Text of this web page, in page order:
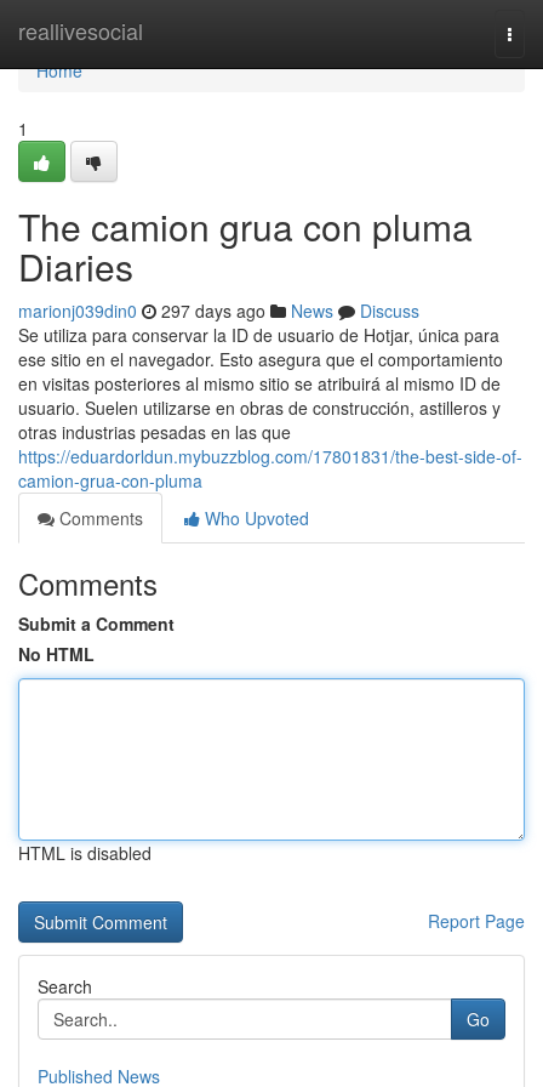
reallivesocial
Home
Home
1
The camion grua con pluma
Diaries
marionj039din0 297 days ago News
Discuss
Se utiliza para conservar la ID de usuario de Hotjar, única para
ese sitio en el navegador. Esto asegura que el comportamiento
en visitas posteriores al mismo sitio se atribuirá al mismo ID de
usuario. Suelen utilizarse en obras de construcción, astilleros y
otras industrias pesadas en las que
https://eduardorldun.mybuzzblog.com/17801831/the-best-side-of-
camion-grua-con-pluma
Comments
Who Upvoted
Comments
Submit a Comment
No HTML
HTML is disabled
Report Page
Search
Go
Published News